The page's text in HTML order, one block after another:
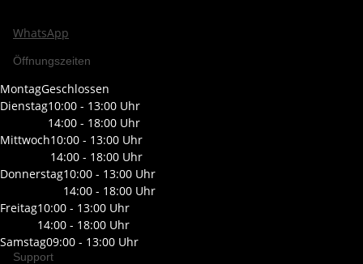
WhatsApp
Öffnungszeiten
MontagGeschlossen
Dienstag10:00 - 13:00 Uhr
14:00 - 18:00 Uhr
Mittwoch10:00 - 13:00 Uhr
14:00 - 18:00 Uhr
Donnerstag10:00 - 13:00 Uhr
14:00 - 18:00 Uhr
Freitag10:00 - 13:00 Uhr
14:00 - 18:00 Uhr
Samstag09:00 - 13:00 Uhr
Support